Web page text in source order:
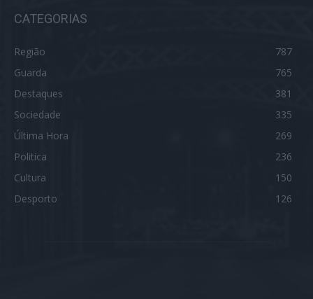
CATEGORIAS
Região
787
Guarda
765
Destaques
381
Sociedade
335
Última Hora
269
Politica
236
Cultura
150
Desporto
126